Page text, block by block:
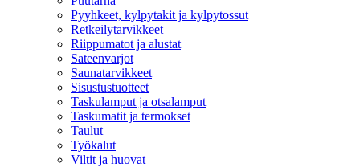
Pyyhkeet, kylpytakit ja kylpytossut
Retkeilytarvikkeet
Riippumatot ja alustat
Sateenvarjot
Saunatarvikkeet
Sisustustuotteet
Taskulamput ja otsalamput
Taskumatit ja termokset
Taulut
Työkalut
Viltit ja huovat